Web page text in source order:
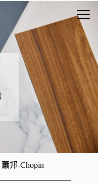
蕭邦-Chopin